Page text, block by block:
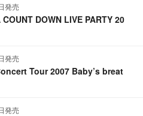
発売
DOWN LIVE PARTY 20
発売
Tour 2007 Baby’s breat
発売